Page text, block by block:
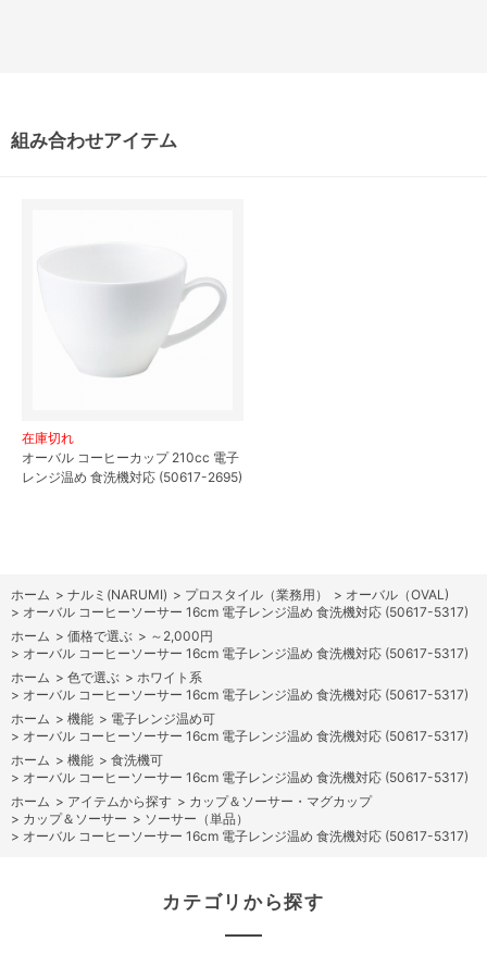
組み合わせアイテム
在庫切れ
オーバル コーヒーカップ 210cc 電子
レンジ温め 食洗機対応 (50617-2695)
ホーム > ナルミ(NARUMI) > プロスタイル（業務用） > オーバル（OVAL)
> オーバル コーヒーソーサー 16cm 電子レンジ温め 食洗機対応 (50617-5317)
ホーム > 価格で選ぶ > ～2,000円
> オーバル コーヒーソーサー 16cm 電子レンジ温め 食洗機対応 (50617-5317)
ホーム > 色で選ぶ > ホワイト系
> オーバル コーヒーソーサー 16cm 電子レンジ温め 食洗機対応 (50617-5317)
ホーム > 機能 > 電子レンジ温め可
> オーバル コーヒーソーサー 16cm 電子レンジ温め 食洗機対応 (50617-5317)
ホーム > 機能 > 食洗機可
> オーバル コーヒーソーサー 16cm 電子レンジ温め 食洗機対応 (50617-5317)
ホーム > アイテムから探す > カップ＆ソーサー・マグカップ
> カップ＆ソーサー > ソーサー（単品）
> オーバル コーヒーソーサー 16cm 電子レンジ温め 食洗機対応 (50617-5317)
カテゴリから探す